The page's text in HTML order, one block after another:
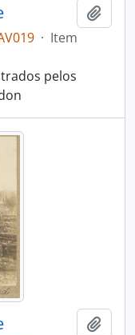
· Item
pelos